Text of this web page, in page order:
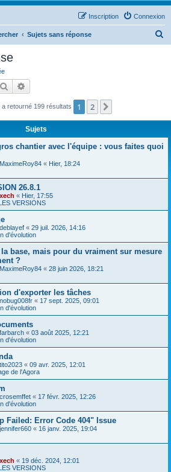
Connexion
Inscription
Sujets sans réponse
c
Rechercher
retourné 199 résultats 1 2
Sujets
chantier avec l'équipe : vous faites quoi
MaximeRoy84 « Hier, 18:24
26.8.1
xech « Hier, 17:55
VERSIONS
deblayef « 29 juil. 2026, 14:16
d'évolution
base, mais pour du vraiment sur mesure
?
MaximeRoy84 « 28 juin 2026, 18:21
d'exporter les tâches
nobug008fr « 17 sept. 2025, 09:01
d'évolution
farbarch « 03 août 2025, 12:21
d'évolution
tito2023 « 09 avr. 2025, 12:01
de l'Agora
crosemffet « 17 févr. 2025, 12:26
d'évolution
Failed: Error Code 404" Issue
jennifer660 « 16 janv. 2025, 19:04
xech « 19 déc. 2024, 12:01
VERSIONS